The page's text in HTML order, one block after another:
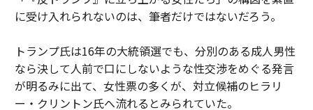
に受け入れられないのは、筆者だけではないだろう。
トランプ氏は16年の大統領選でも、分別のある成人男性
なら決して人前で口にしないような性交渉をめぐる発言
が明るみに出て、女性票の多くが、対立候補のヒラリ
ー・クリントン氏へ流れるとみられていた。